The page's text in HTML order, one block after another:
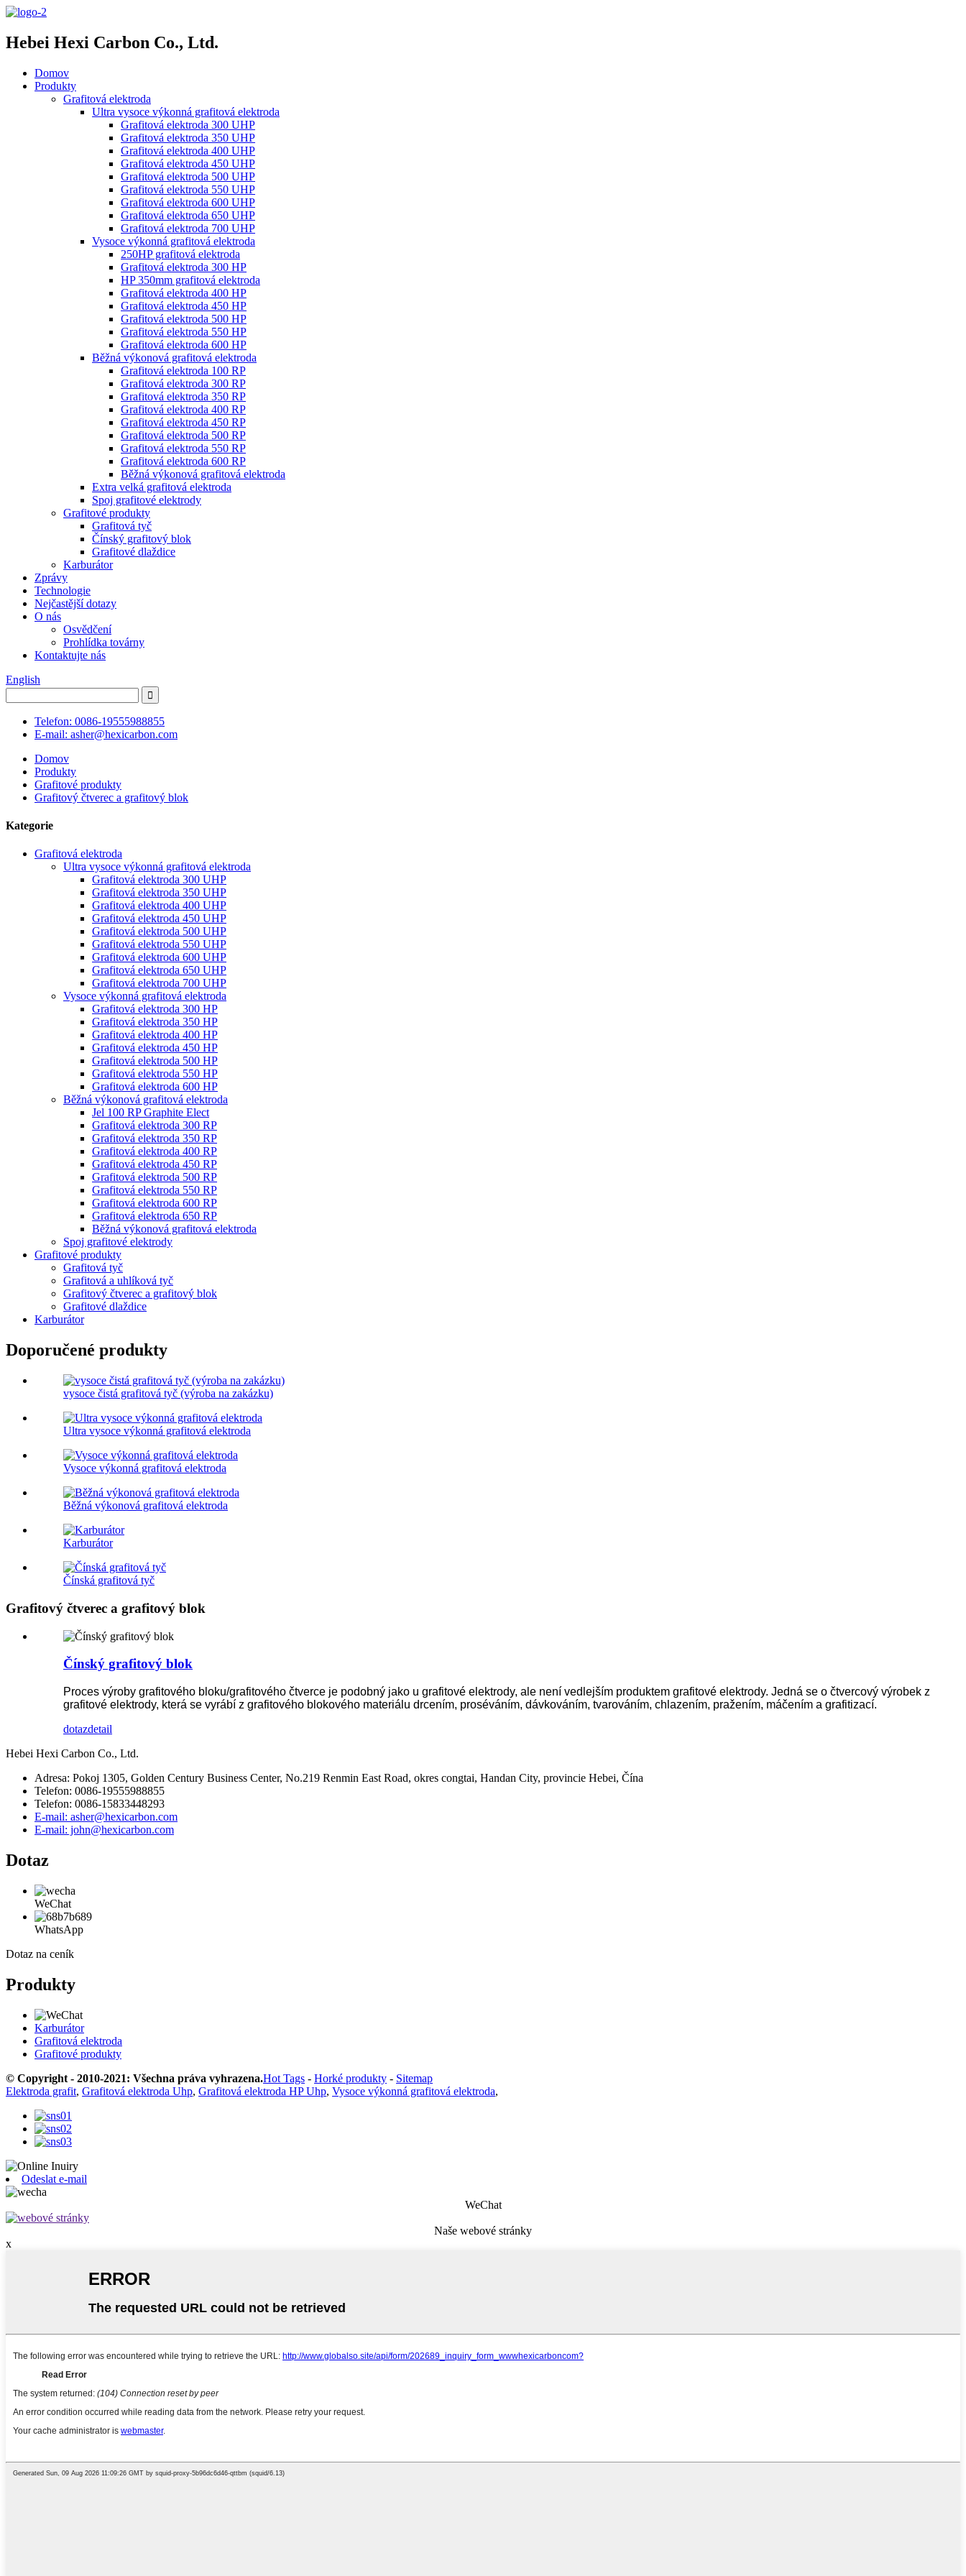
Hebei Hexi Carbon Co., Ltd.
Domov
Produkty
Grafitová elektroda
Ultra vysoce výkonná grafitová elektroda
Grafitová elektroda 300 UHP
Grafitová elektroda 350 UHP
Grafitová elektroda 400 UHP
Grafitová elektroda 450 UHP
Grafitová elektroda 500 UHP
Grafitová elektroda 550 UHP
Grafitová elektroda 600 UHP
Grafitová elektroda 650 UHP
Grafitová elektroda 700 UHP
Vysoce výkonná grafitová elektroda
250HP grafitová elektroda
Grafitová elektroda 300 HP
HP 350mm grafitová elektroda
Grafitová elektroda 400 HP
Grafitová elektroda 450 HP
Grafitová elektroda 500 HP
Grafitová elektroda 550 HP
Grafitová elektroda 600 HP
Běžná výkonová grafitová elektroda
Grafitová elektroda 100 RP
Grafitová elektroda 300 RP
Grafitová elektroda 350 RP
Grafitová elektroda 400 RP
Grafitová elektroda 450 RP
Grafitová elektroda 500 RP
Grafitová elektroda 550 RP
Grafitová elektroda 600 RP
Běžná výkonová grafitová elektroda
Extra velká grafitová elektroda
Spoj grafitové elektrody
Grafitové produkty
Grafitová tyč
Čínský grafitový blok
Grafitové dlaždice
Karburátor
Zprávy
Technologie
Nejčastější dotazy
O nás
Osvědčení
Prohlídka továrny
Kontaktujte nás
English
Telefon: 0086-19555988855
E-mail: asher@hexicarbon.com
Domov
Produkty
Grafitové produkty
Grafitový čtverec a grafitový blok
Kategorie
Grafitová elektroda
Ultra vysoce výkonná grafitová elektroda
Grafitová elektroda 300 UHP
Grafitová elektroda 350 UHP
Grafitová elektroda 400 UHP
Grafitová elektroda 450 UHP
Grafitová elektroda 500 UHP
Grafitová elektroda 550 UHP
Grafitová elektroda 600 UHP
Grafitová elektroda 650 UHP
Grafitová elektroda 700 UHP
Vysoce výkonná grafitová elektroda
Grafitová elektroda 300 HP
Grafitová elektroda 350 HP
Grafitová elektroda 400 HP
Grafitová elektroda 450 HP
Grafitová elektroda 500 HP
Grafitová elektroda 550 HP
Grafitová elektroda 600 HP
Běžná výkonová grafitová elektroda
Jel 100 RP Graphite Elect
Grafitová elektroda 300 RP
Grafitová elektroda 350 RP
Grafitová elektroda 400 RP
Grafitová elektroda 450 RP
Grafitová elektroda 500 RP
Grafitová elektroda 550 RP
Grafitová elektroda 600 RP
Grafitová elektroda 650 RP
Běžná výkonová grafitová elektroda
Spoj grafitové elektrody
Grafitové produkty
Grafitová tyč
Grafitová a uhlíková tyč
Grafitový čtverec a grafitový blok
Grafitové dlaždice
Karburátor
Doporučené produkty
vysoce čistá grafitová tyč (výroba na zakázku)
Ultra vysoce výkonná grafitová elektroda
Vysoce výkonná grafitová elektroda
Běžná výkonová grafitová elektroda
Karburátor
Čínská grafitová tyč
Grafitový čtverec a grafitový blok
Čínský grafitový blok
Proces výroby grafitového bloku/grafitového čtverce je podobný jako u grafitové elektrody, ale není vedlejším produktem grafitové elektrody. Jedná se o čtvercový výrobek z
grafitové elektrody, která se vyrábí z grafitového blokového materiálu drcením, proséváním, dávkováním, tvarováním, chlazením, pražením, máčením a grafitizací.
dotazdetail
Hebei Hexi Carbon Co., Ltd.
Adresa: Pokoj 1305, Golden Century Business Center, No.219 Renmin East Road, okres congtai, Handan City, provincie Hebei, Čína
Telefon: 0086-19555988855
Telefon: 0086-15833448293
E-mail: asher@hexicarbon.com
E-mail: john@hexicarbon.com
Dotaz
WeChat
WhatsApp
Dotaz na ceník
Produkty
Karburátor
Grafitová elektroda
Grafitové produkty
© Copyright - 2010-2021: Všechna práva vyhrazena.Hot Tags - Horké produkty - Sitemap
Elektroda grafit, Grafitová elektroda Uhp, Grafitová elektroda HP Uhp, Vysoce výkonná grafitová elektroda,
Odeslat e-mail
WeChat
Naše webové stránky
x